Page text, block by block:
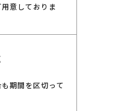
意しておりま
期間を区切って